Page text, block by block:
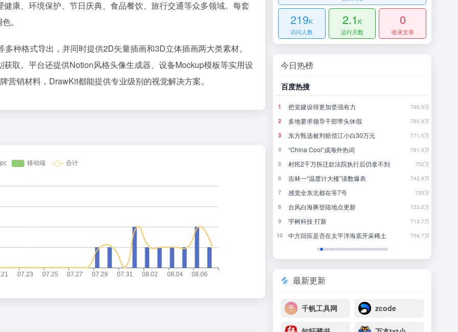
康、环境保护、节日庆典、食品餐饮、旅行交通等众多领域。每套
。
种格式导出，并同时提供2D矢量插画和3D立体插画两大类素材。
取。平台还提供Notion风格头像生成器、设备Mockup模板等实用设
销材料，DrawKit都能提供专业级别的视觉解决方案。
219K
访问人数
2.1 K
运行天数
0
收录文章
今日热榜
36氪
8 携程还是一条好汉
百度热搜
1 把党建设得更加坚强有力 790.5万
2 多地要求领导干部带头休假 780.9万
3 东方甄选被判赔偿江小白30万元 771.5万
4 “China Cool”成海外热词 761.6万
5 村民2千万拆迁款法院执行后仍拿不到 752万
6 吉林一“温度计大楼”读数爆表 742.8万
7 感觉全东北都在等7号 733万
8 台风白海豚登陆地点更新 723.2万
9 宇树科技 打新 713.7万
10 中方回应是否在太平洋海底开采稀土 704.7万
最新更新
千帆工具网 zcode